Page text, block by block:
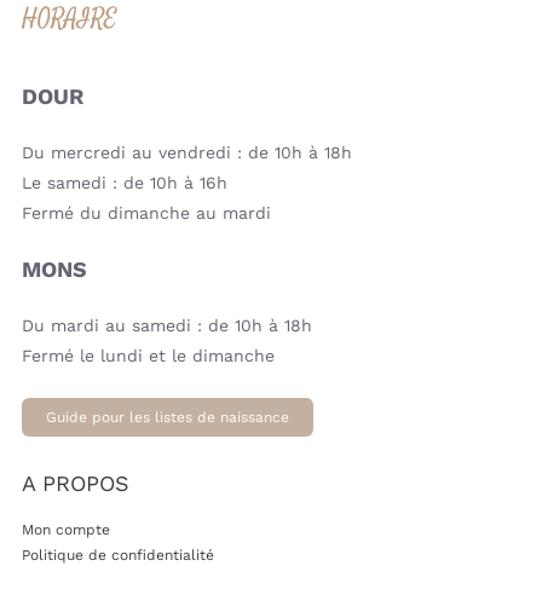
HORAIRE
DOUR
Du mercredi au vendredi : de 10h à 18h
Le samedi : de 10h à 16h
Fermé du dimanche au mardi
MONS
Du mardi au samedi : de 10h à 18h
Fermé le lundi et le dimanche
Guide pour les listes de naissance
A PROPOS
Mon compte
Politique de confidentialité